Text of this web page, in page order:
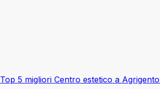
Top 5 migliori Centro estetico a Agrigento